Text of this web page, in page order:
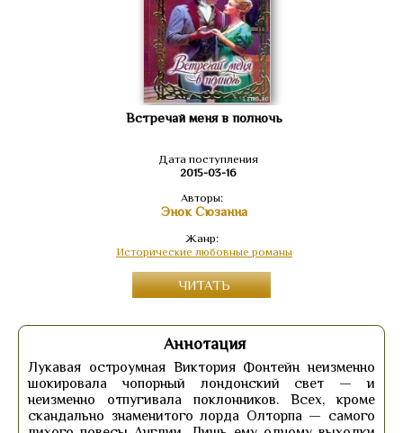
Встречай меня в полночь
Дата поступления
2015-03-16
Авторы:
Энок Сюзанна
Жанр:
Исторические любовные романы
ЧИТАТЬ
Аннотация
Лукавая остроумная Виктория Фонтейн неизменно
шокировала чопорный лондонский свет — и
неизменно отпугивала поклонников. Всех, кроме
скандально знаменитого лорда Олторпа — самого